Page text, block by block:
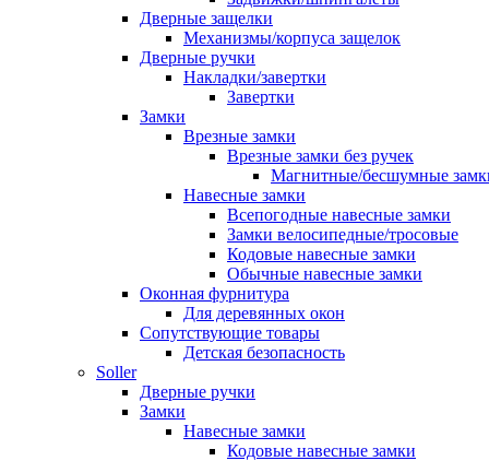
Дверные защелки
Механизмы/корпуса защелок
Дверные ручки
Накладки/завертки
Завертки
Замки
Врезные замки
Врезные замки без ручек
Магнитные/бесшумные
Навесные замки
Всепогодные навесные замки
Замки велосипедные/тросовые
Кодовые навесные замки
Обычные навесные замки
Оконная фурнитура
Для деревянных окон
Сопутствующие товары
Детская безопасность
Soller
Дверные ручки
Замки
Навесные замки
Кодовые навесные замки